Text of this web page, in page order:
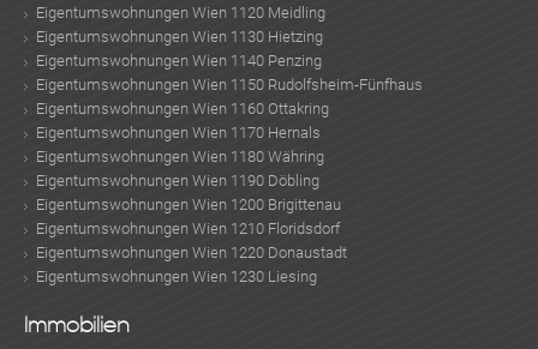
Eigentumswohnungen Wien 1120 Meidling
Eigentumswohnungen Wien 1130 Hietzing
Eigentumswohnungen Wien 1140 Penzing
Eigentumswohnungen Wien 1150 Rudolfsheim-Fünfhaus
Eigentumswohnungen Wien 1160 Ottakring
Eigentumswohnungen Wien 1170 Hernals
Eigentumswohnungen Wien 1180 Währing
Eigentumswohnungen Wien 1190 Döbling
Eigentumswohnungen Wien 1200 Brigittenau
Eigentumswohnungen Wien 1210 Floridsdorf
Eigentumswohnungen Wien 1220 Donaustadt
Eigentumswohnungen Wien 1230 Liesing
Immobilien